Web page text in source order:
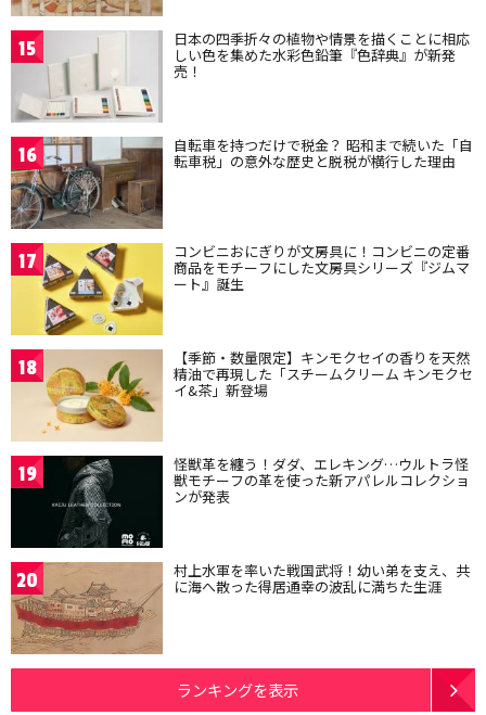
15 日本の四季折々の植物や情景を描くことに相応
しい色を集めた水彩色鉛筆『色辞典』が新発
売！
16 自転車を持つだけで税金？ 昭和まで続いた「自
転車税」の意外な歴史と脱税が横行した理由
17 コンビニおにぎりが文房具に！コンビニの定番
商品をモチーフにした文房具シリーズ『ジムマ
ート』誕生
18 【季節・数量限定】キンモクセイの香りを天然
精油で再現した「スチームクリーム キンモクセ
イ&茶」新登場
19 怪獣革を纏う！ダダ、エレキング…ウルトラ怪
獣モチーフの革を使った新アパレルコレクショ
ンが発表
20 村上水軍を率いた戦国武将！幼い弟を支え、共
に海へ散った得居通幸の波乱に満ちた生涯
ランキングを表示